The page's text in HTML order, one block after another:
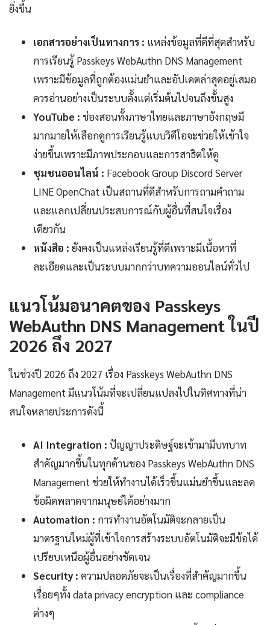
ยิ่งขึ้น
เอกสารอย่างเป็นทางการ : แหล่งข้อมูลที่ดีที่สุดสำหรับ
การเรียนรู้ Passkeys WebAuthn DNS Management
เพราะมีข้อมูลที่ถูกต้องแม่นยำและอัปเดตล่าสุดอยู่เสมอ
ควรอ่านอย่างเป็นระบบตั้งแต่เริ่มต้นไปจนถึงขั้นสูง
YouTube : ช่องสอนทั้งภาษาไทยและภาษาอังกฤษมี
มากมายให้เลือกดูการเรียนรู้แบบวิดีโอจะช่วยให้เข้าใจ
ง่ายขึ้นเพราะมีภาพประกอบและการสาธิตให้ดู
ชุมชนออนไลน์ : Facebook Group Discord Server
LINE OpenChat เป็นสถานที่ดีสำหรับการถามคำถาม
และแลกเปลี่ยนประสบการณ์กับผู้อื่นที่สนใจเรื่อง
เดียวกัน
หนังสือ : ยังคงเป็นแหล่งเรียนรู้ที่ดีเพราะมีเนื้อหาที่
ละเอียดและเป็นระบบมากกว่าบทความออนไลน์ทั่วไป
แนวโน้มอนาคตของ Passkeys
WebAuthn DNS Management ในปี
2026 ถึง 2027
ในช่วงปี 2026 ถึง 2027 เรื่อง Passkeys WebAuthn DNS
Management มีแนวโน้มที่จะเปลี่ยนแปลงไปในทิศทางที่น่า
สนใจหลายประการดังนี้
AI Integration : ปัญญาประดิษฐ์จะเข้ามามีบทบาท
สำคัญมากขึ้นในทุกด้านของ Passkeys WebAuthn DNS
Management ช่วยให้ทำงานได้เร็วขึ้นแม่นยำขึ้นและลด
ข้อผิดพลาดจากมนุษย์ได้อย่างมาก
Automation : การทำงานอัตโนมัติจะกลายเป็น
มาตรฐานใหม่ผู้ที่เข้าใจการสร้างระบบอัตโนมัติจะมีข้อได้
เปรียบเหนือผู้อื่นอย่างชัดเจน
Security : ความปลอดภัยจะเป็นเรื่องที่สำคัญมากขึ้น
เรื่อยๆทั้ง data privacy encryption และ compliance
ต่างๆ